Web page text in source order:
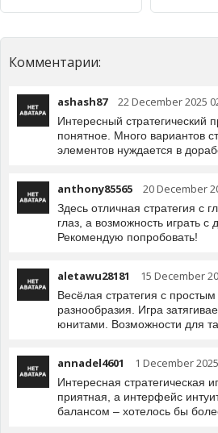
Комментарии:
ashash87 22 December 2025
Интересный стратегический
понятное. Много вариантов
элементов нуждается в
anthony85565 20 December
Здесь отличная стратегия с
глаз, а возможность играть
Рекомендую попробовать!
aletawu28181 15 December
Весёлая стратегия с
разнообразия. Игра
юнитами. Возможности для
annadel4601 1 December
Интересная стратегическая
приятная, а интерфейс
балансом – хотелось бы